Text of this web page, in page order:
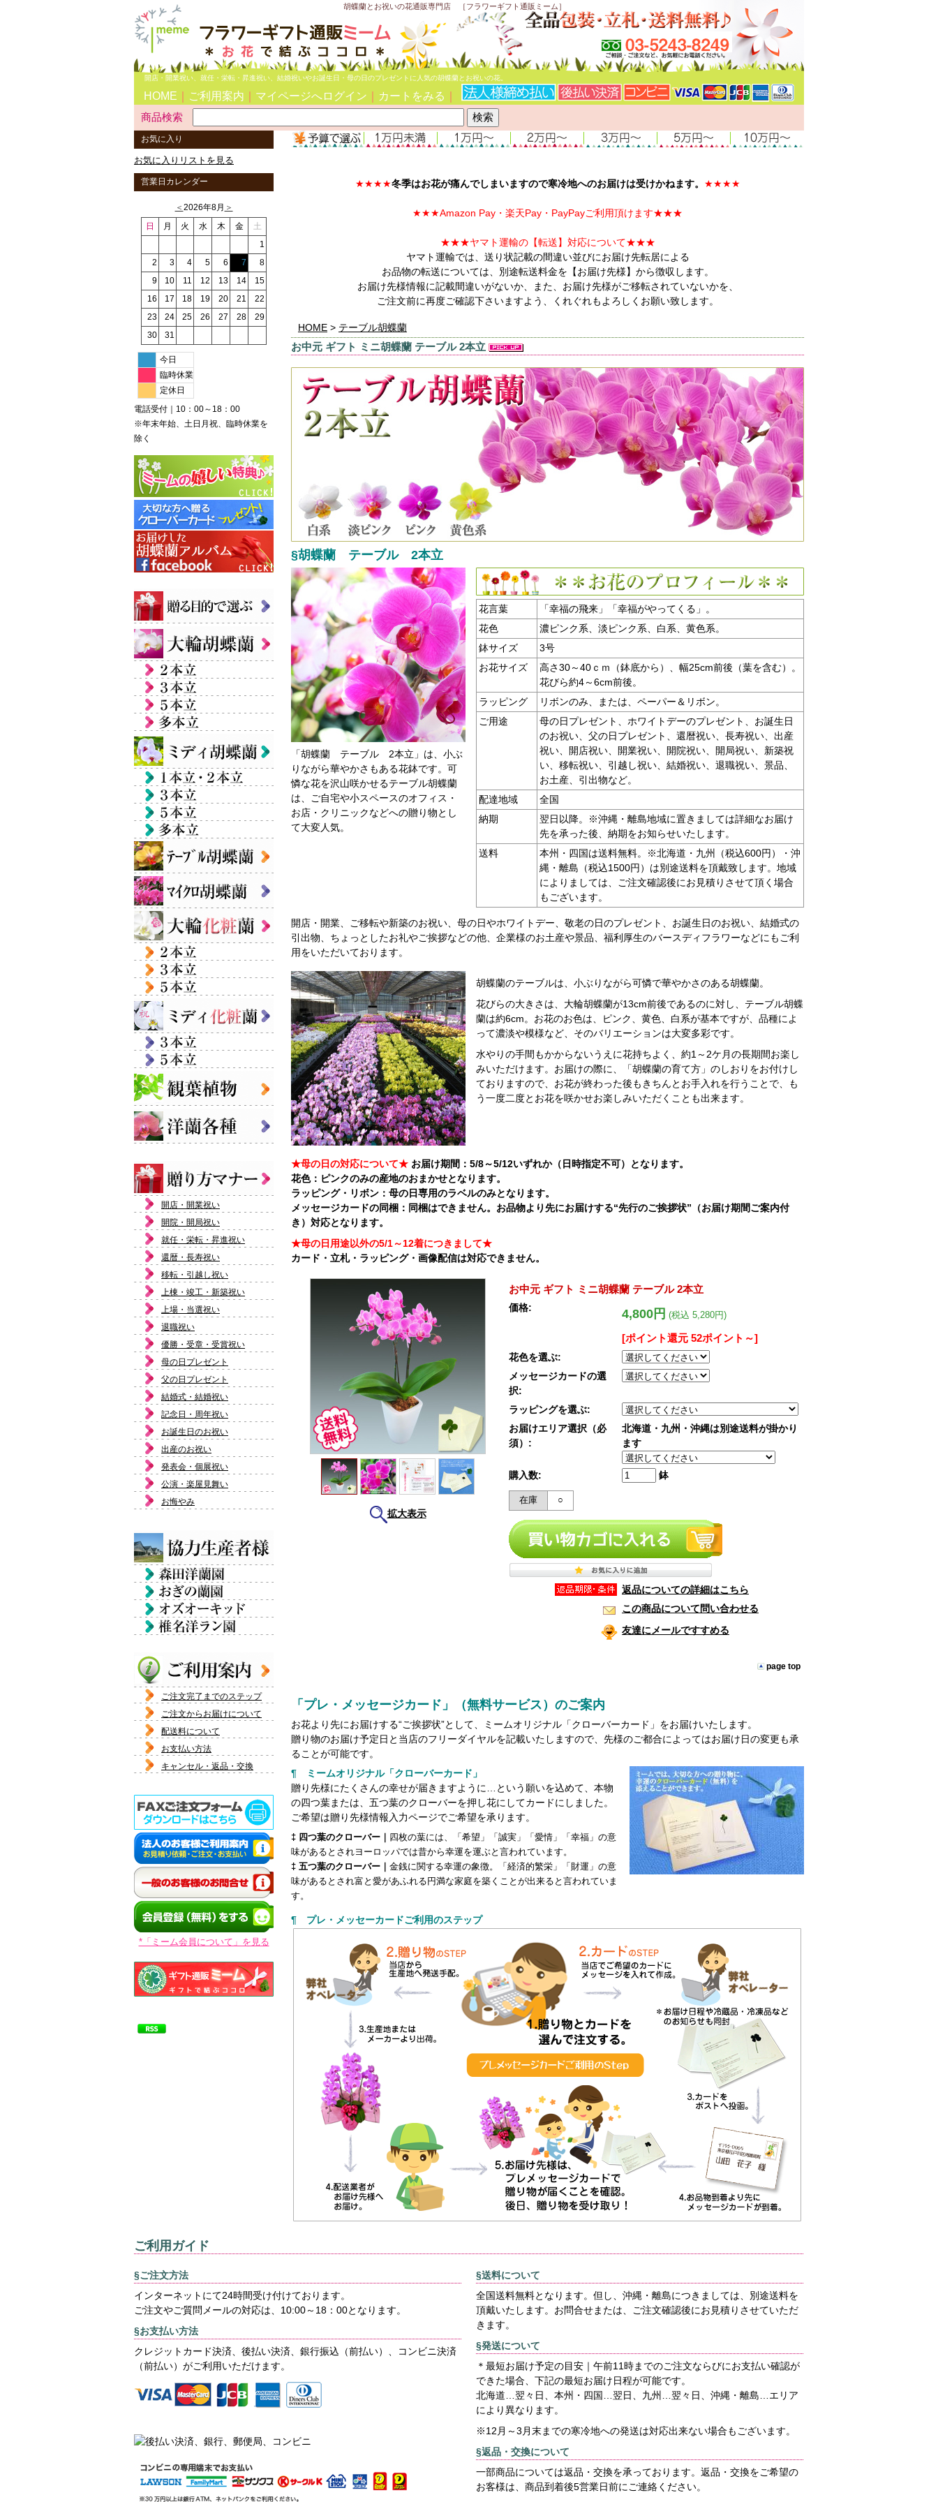
胡蝶蘭とお祝いの花通販専門店 ［フラワーギフト通販ミーム］
開店・開業祝い、就任・栄転・昇進祝い、結婚祝いやお誕生日・母の日のプレゼントに人気の胡蝶蘭とお祝いの花。
HOME ご利用案内 マイページへログイン カートをみる
商品検索
お気に入り
お気に入りリストを見る
営業日カレンダー
＜ 2026年8月 ＞
日
月 火 水 木 金
土
1
2
3 4 5 6 7
8
9
10 11 12 13 14
15
16
17 18 19 20 21
22
23
24 25 26 27 28
29
30
31
今日
臨時休業
定休日
電話受付｜10：00～18：00
※年末年始、土日月祝、臨時休業を
除く
開店・開業祝い
開院・開局祝い
就任・栄転・昇進祝い
還暦・長寿祝い
移転・引越し祝い
上棟・竣工・新築祝い
上場・当選祝い
退職祝い
優勝・受章・受賞祝い
母の日プレゼント
父の日プレゼント
結婚式・結婚祝い
記念日・周年祝い
お誕生日のお祝い
出産のお祝い
発表会・個展祝い
公演・楽屋見舞い
お悔やみ
ご注文完了までのステップ
ご注文からお届けについて
配送料について
お支払い方法
キャンセル・返品・交換
*「ミーム会員について」を見る
★★★★冬季はお花が痛んでしまいますので寒冷地へのお届けは受けかねます。 ★★★★
★★★Amazon Pay・楽天Pay・PayPayご利用頂けます★★★
★★★ヤマト運輸の【転送】 対応について★★★
ヤマト運輸では、送り状記載の間違い並びにお届け先転居による
お品物の転送については、別途転送料金を【お届け先様】から徴収します。
お届け先様情報に記載間違いがないか、また、お届け先様がご移転されていないかを、
ご注文前に再度ご確認下さいますよう、くれぐれもよろしくお願い致します。
HOME > テーブル胡蝶蘭
お中元 ギフト ミニ胡蝶蘭 テーブル 2本立
§胡蝶蘭 テーブル 2本立
「胡蝶蘭 テーブル 2本立」は、小ぶ
りながら華やかさもある花鉢です。可
憐な花を沢山咲かせるテーブル胡蝶蘭
は、ご自宅や小スペースのオフィス・
お店・クリニックなどへの贈り物とし
て大変人気。
花言葉
「幸福の飛来」「幸福がやってくる」。
花色
濃ピンク系、淡ピンク系、白系、黄色系。
鉢サイズ
3号
お花サイズ
高さ30～40ｃｍ（鉢底から）、幅25cm前後（葉を含む）。
花びら約4～6cm前後。
ラッピング
リボンのみ、または、ペーパー＆リボン。
ご用途
母の日プレゼント、ホワイトデーのプレゼント、お誕生日
のお祝い、父の日プレゼント、還暦祝い、長寿祝い、出産
祝い、開店祝い、開業祝い、開院祝い、開局祝い、新築祝
い、移転祝い、引越し祝い、結婚祝い、退職祝い、景品、
お土産、引出物など。
配達地域
全国
納期
翌日以降。※沖縄・離島地域に置きましては詳細なお届け
先を承った後、納期をお知らせいたします。
送料
本州・四国は送料無料。※北海道・九州（税込600円）・沖
縄・離島（税込1500円）は別途送料を頂戴致します。地域
によりましては、ご注文確認後にお見積りさせて頂く場合
もございます。
開店・開業、ご移転や新築のお祝い、母の日やホワイトデー、敬老の日のプレゼント、お誕生日のお祝い、結婚式の
引出物、ちょっとしたお礼やご挨拶などの他、企業様のお土産や景品、福利厚生のバースディフラワーなどにもご利
用をいただいております。
胡蝶蘭のテーブルは、小ぶりながら可憐で華やかさのある胡蝶蘭。
花びらの大きさは、大輪胡蝶蘭が13cm前後であるのに対し、テーブル胡蝶
蘭は約6cm。お花のお色は、ピンク、黄色、白系が基本ですが、品種によ
って濃淡や模様など、そのバリエーションは大変多彩です。
水やりの手間もかからないうえに花持ちよく、約1～2ケ月の長期間お楽し
みいただけます。お届けの際に、「胡蝶蘭の育て方」のしおりをお付けし
ておりますので、お花が終わった後もきちんとお手入れを行うことで、も
う一度二度とお花を咲かせお楽しみいただくことも出来ます。
★母の日の対応について★ お届け期間：5/8～5/12いずれか（日時指定不可）となります。
花色：ピンクのみの産地のおまかせとなります。
ラッピング・リボン：母の日専用のラベルのみとなります。
メッセージカードの同梱：同梱はできません。お品物より先にお届けする“先行のご挨拶状”（お届け期間ご案内付
き）対応となります。
★母の日用途以外の5/1～12着につきまして★
カード・立札・ラッピング・画像配信は対応できません。
拡大表示
お中元 ギフト ミニ胡蝶蘭 テーブル 2本立
価格: 4,800円 (税込 5,280円)
[ポイント還元 52ポイント～]
花色を選ぶ:
メッセージカードの選
択:
ラッピングを選ぶ:
お届けエリア選択（必
須）:
北海道・九州・沖縄は別途送料が掛かり
ます
購入数: 鉢
在庫 ○
返品についての詳細はこちら
この商品について問い合わせる
友達にメールですすめる
page top
「プレ・メッセージカード」（無料サービス）のご案内
お花より先にお届けする“ご挨拶状”として、ミームオリジナル「クローバーカード」をお届けいたします。
贈り物のお届け予定日と当店のフリーダイヤルを記載いたしますので、先様のご都合によってはお届け日の変更も承
ることが可能です。
¶ ミームオリジナル「クローバーカード」
贈り先様にたくさんの幸せが届きますように…という願いを込めて、本物
の四つ葉または、五つ葉のクローバーを押し花にしてカードにしました。
ご希望は贈り先様情報入力ページでご希望を承ります。
‡ 四つ葉のクローバー｜ 四枚の葉には、「希望」「誠実」「愛情」「幸福」の意
味があるとされヨーロッパでは昔から幸運を運ぶと言われています。
‡ 五つ葉のクローバー｜ 金銭に関する幸運の象徴。「経済的繁栄」「財運」の意
味があるとされ富と愛があふれる円満な家庭を築くことが出来ると言われていま
す。
¶ プレ・メッセーカードご利用のステップ
ご利用ガイド
§ご注文方法
インターネットにて24時間受け付けております。
ご注文やご質問メールの対応は、10:00～18：00となります。
§お支払い方法
クレジットカード決済、後払い決済、銀行振込（前払い）、コンビニ決済
（前払い）がご利用いただけます。
§送料について
全国送料無料となります。但し、沖縄・離島につきましては、別途送料を
頂戴いたします。お問合せまたは、ご注文確認後にお見積りさせていただ
きます。
§発送について
＊最短お届け予定の目安｜午前11時までのご注文ならびにお支払い確認が
できた場合、下記の最短お届け日程が可能です。
北海道…翌々日、本州・四国…翌日、九州…翌々日、沖縄・離島…エリア
により異なります。
※12月～3月末までの寒冷地への発送は対応出来ない場合もございます。
§返品・交換について
一部商品については返品・交換を承っております。返品・交換をご希望の
お客様は、商品到着後5営業日前にご連絡ください。